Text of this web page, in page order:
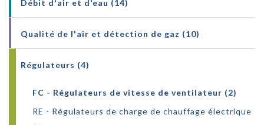
Débit d'air et d'eau (14)
Qualité de l'air et détection de gaz (10)
Régulateurs (4)
FC - Régulateurs de vitesse de ventilateur (2)
RE - Régulateurs de charge de chauffage électrique